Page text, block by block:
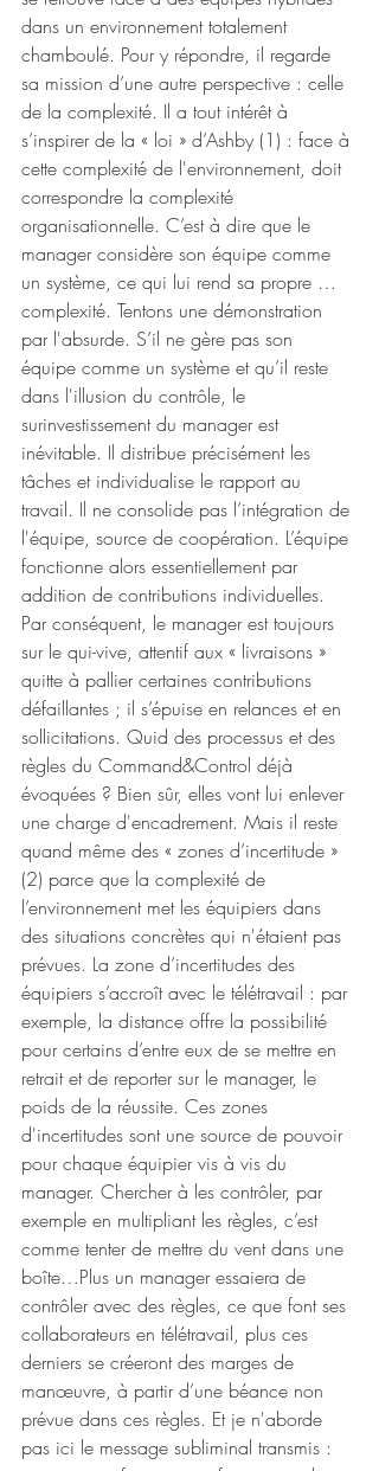
dans un environnement totalement
chamboulé. Pour y répondre, il regarde
sa mission d’une autre perspective : celle
de la complexité. Il a tout intérêt à
s’inspirer de la « loi » d’Ashby (1) : face à
cette complexité de l'environnement, doit
correspondre la complexité
organisationnelle. C’est à dire que le
manager considère son équipe comme
un système, ce qui lui rend sa propre …
complexité. Tentons une démonstration
par l'absurde. S’il ne gère pas son
équipe comme un système et qu’il reste
dans l'illusion du contrôle, le
surinvestissement du manager est
inévitable. Il distribue précisément les
tâches et individualise le rapport au
travail. Il ne consolide pas l’intégration de
l'équipe, source de coopération. L’équipe
fonctionne alors essentiellement par
addition de contributions individuelles.
Par conséquent, le manager est toujours
sur le qui-vive, attentif aux « livraisons »
quitte à pallier certaines contributions
défaillantes ; il s’épuise en relances et en
sollicitations. Quid des processus et des
règles du Command&Control déjà
évoquées ? Bien sûr, elles vont lui enlever
une charge d'encadrement. Mais il reste
quand même des « zones d’incertitude »
(2) parce que la complexité de
l’environnement met les équipiers dans
des situations concrètes qui n'étaient pas
prévues. La zone d’incertitudes des
équipiers s’accroît avec le télétravail : par
exemple, la distance offre la possibilité
pour certains d’entre eux de se mettre en
retrait et de reporter sur le manager, le
poids de la réussite. Ces zones
d'incertitudes sont une source de pouvoir
pour chaque équipier vis à vis du
manager. Chercher à les contrôler, par
exemple en multipliant les règles, c’est
comme tenter de mettre du vent dans une
boîte…Plus un manager essaiera de
contrôler avec des règles, ce que font ses
collaborateurs en télétravail, plus ces
derniers se créeront des marges de
manœuvre, à partir d’une béance non
prévue dans ces règles. Et je n'aborde
pas ici le message subliminal transmis :